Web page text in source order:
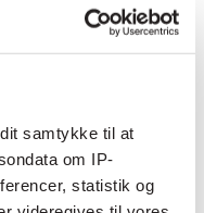
samtykke til at
om IP-
statistik og